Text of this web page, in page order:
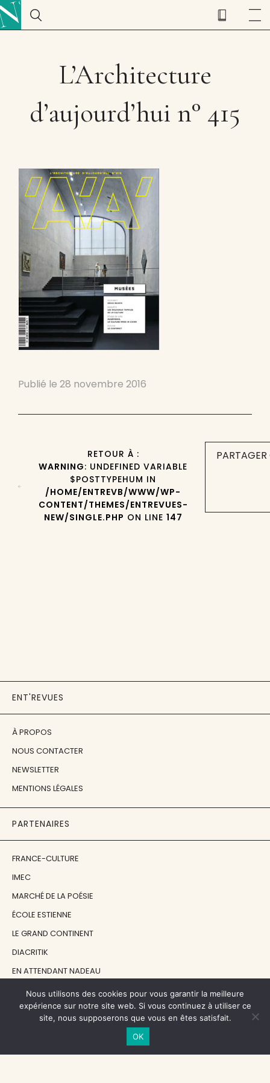
L’Architecture
d’aujourd’hui n° 415
Publié le 28 novembre 2016
RETOUR À :
WARNING: UNDEFINED VARIABLE
$POSTTYPEHUM IN
/HOME/ENTREVB/WWW/WP-
CONTENT/THEMES/ENTREVUES-
NEW/SINGLE.PHP ON LINE 147
ENT'REVUES
À PROPOS
NOUS CONTACTER
NEWSLETTER
MENTIONS LÉGALES
PARTENAIRES
FRANCE-CULTURE
IMEC
MARCHÉ DE LA POÉSIE
ÉCOLE ESTIENNE
LE GRAND CONTINENT
DIACRITIK
EN ATTENDANT NADEAU
NOS SOUTIENS
Nous utilisons des cookies pour vous garantir la meilleure
expérience sur notre site web. Si vous continuez à utiliser ce
site, nous supposerons que vous en êtes satisfait.
OK